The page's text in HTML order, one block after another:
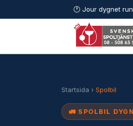
🕐 Jour dygnet
Startsida › Spolbil
🚛 SPOLBIL